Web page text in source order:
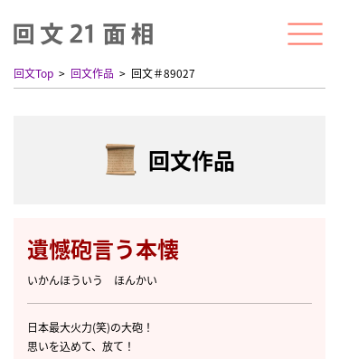
回文Top 回文作品 回文＃89027
回文作品
遺憾砲言う本懐
いかんほういう ほんかい
日本最大火力(笑)の大砲！
思いを込めて、放て！